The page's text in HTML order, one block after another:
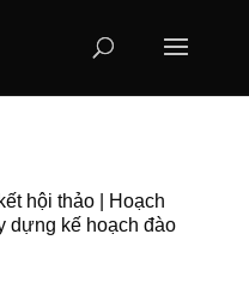
hội thảo | Hoạch
dựng kế hoạch đào